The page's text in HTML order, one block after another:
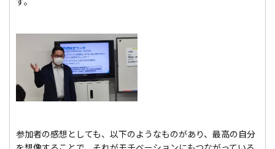
参加者の感想としても、以下のようなものがあり、最高の自分